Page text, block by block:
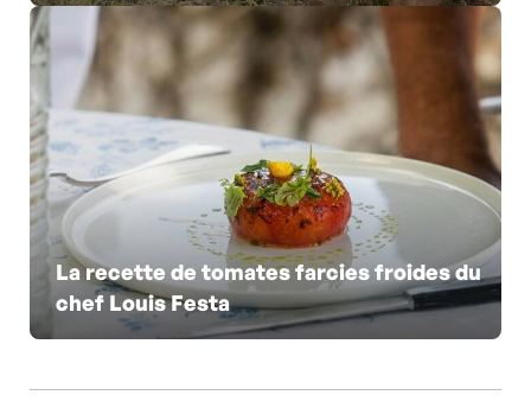
La recette de tomates farcies froides du
chef Louis Festa